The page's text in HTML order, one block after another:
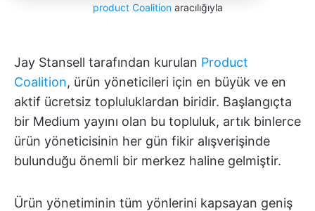
product Coalitionaracılığıyla
Jay Stansell tarafından kurulan Product
Coalition, ürün yöneticileri için en büyük ve en
aktif ücretsiz topluluklardan biridir. Başlangıçta
bir Medium yayını olan bu topluluk, artık binlerce
ürün yöneticisinin her gün fikir alışverişinde
bulunduğu önemli bir merkez haline gelmiştir.
Ürün yönetiminin tüm yönlerini kapsayan geniş